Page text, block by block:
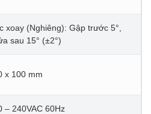
xoay (Nghiêng): Gập trước 5°,
sau 15° (±2°)
x 100 mm
– 240VAC 60Hz